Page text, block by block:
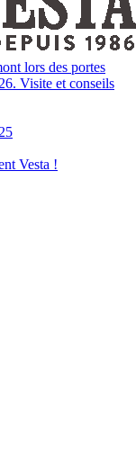
lors des portes
Visite et conseils
Vesta !